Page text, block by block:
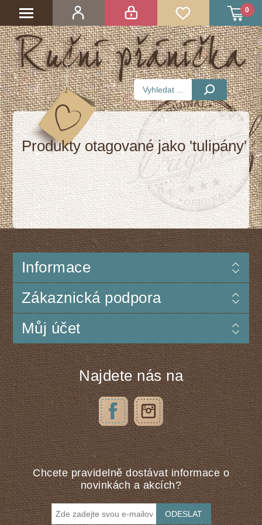
0
Produkty otagované jako 'tulipány'
Informace
Zákaznická podpora
Můj účet
Najdete nás na
Chcete pravidelně dostávat informace o
novinkách a akcích?
ODESLAT